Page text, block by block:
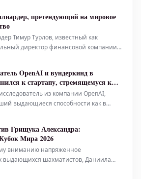
Игроки продолжали
уровень мастерст
претендующий на мировое
Тимур Турлов, известный как
директор финансовой компании
меняет ландшафт мировых шахмат.
и многие видят в нем фигуру,
OpenAI и вундеркинд в
к стартапу, стремящемуся к
из компании OpenAI,
выдающиеся способности как в
интеллекта, так и в мире
технологии, имитирующей
ИИ. Эта ново
Грищука Александра:
Мира 2026
вниманию напряженное
выдающихся шахматистов, Даниила
на престижном